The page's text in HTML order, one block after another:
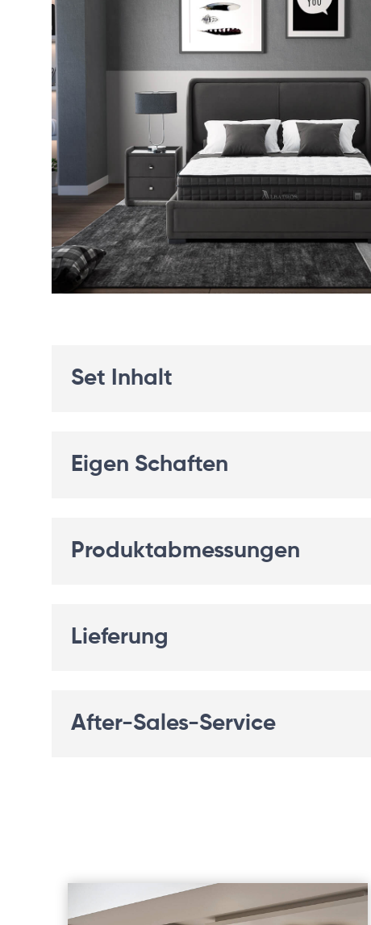
Set Inhalt
Eigen Schaften
Produktabmessungen
Lieferung
After-Sales-Service